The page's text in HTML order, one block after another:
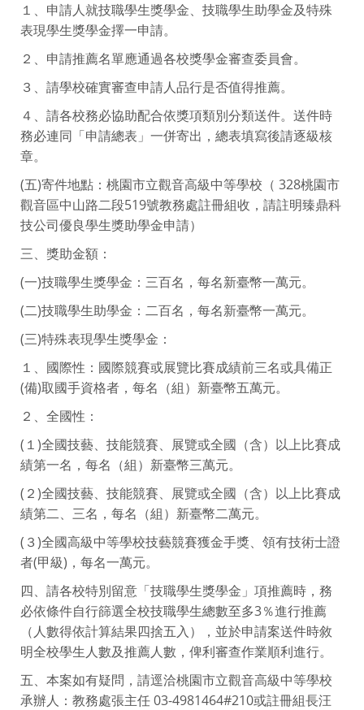
１、申請人就技職學生獎學金、技職學生助學金及特殊
表現學生獎學金擇一申請。
２、申請推薦名單應通過各校獎學金審查委員會。
３、請學校確實審查申請人品行是否值得推薦。
４、請各校務必協助配合依獎項類別分類送件。送件時
務必連同「申請總表」一併寄出，總表填寫後請逐級核
章。
(五)寄件地點：桃園市立觀音高級中等學校（ 328桃園市
觀音區中山路二段519號教務處註冊組收，請註明臻鼎科
技公司優良學生獎助學金申請）
三、獎助金額：
(一)技職學生獎學金：三百名，每名新臺幣一萬元。
(二)技職學生助學金：二百名，每名新臺幣一萬元。
(三)特殊表現學生獎學金：
１、國際性：國際競賽或展覽比賽成績前三名或具備正
(備)取國手資格者，每名（組）新臺幣五萬元。
２、全國性：
(１)全國技藝、技能競賽、展覽或全國（含）以上比賽成
績第一名，每名（組）新臺幣三萬元。
(２)全國技藝、技能競賽、展覽或全國（含）以上比賽成
績第二、三名，每名（組）新臺幣二萬元。
(３)全國高級中等學校技藝競賽獲金手獎、領有技術士證
者(甲級)，每名一萬元。
四、請各校特別留意「技職學生獎學金」項推薦時，務
必依條件自行篩選全校技職學生總數至多3％進行推薦
（人數得依計算結果四捨五入），並於申請案送件時敘
明全校學生人數及推薦人數，俾利審查作業順利進行。
五、本案如有疑問，請逕洽桃園市立觀音高級中等學校
承辦人：教務處張主任 03-4981464#210或註冊組長汪